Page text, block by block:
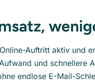
Auftritt aktiv und
und schnellere
endlose E-Mail-